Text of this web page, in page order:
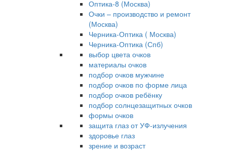
Оптика-8 (Москва)
Очки – производство и ремонт
(Москва)
Черника-Оптика ( Москва)
Черника-Оптика (Спб)
выбор цвета очков
материалы очков
подбор очков мужчине
подбор очков по форме лица
подбор очков ребёнку
подбор солнцезащитных очков
формы очков
защита глаз от УФ-излучения
здоровье глаз
зрение и возраст